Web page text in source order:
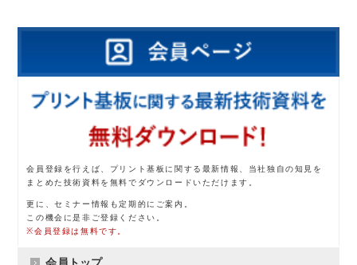
会員登録を行えば、プリント基板に関する最新情報、当社独自の知見を
まとめた技術資料を無料でダウンロードいただけます。
更に、セミナー情報も定期的にご案内。
この機会に是非ご登録ください。
※会員登録は無料です。
会員トップ